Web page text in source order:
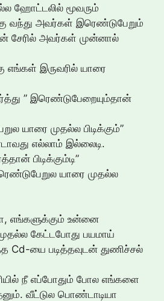
ஹோட்டலில் மூவரும்
வந்து அவர்கள் இரெண்டுபேறும்
சேரில் அவர்கள் முன்னால்
எங்கள் இருவரில் யாரை
” இரெண்டுபேறையும்தான்
யாரை முதல்ல பிடிக்கும்”
எல்லாம் இல்லைடி.
பிடிக்கும்டி”
யாரை முதல்ல
உன்னை
கேட்டபோது பயமாய்
Cd-யை படித்தவுடன் துணிச்சல்
நீ எப்போதும் போல எங்களை
வீட்டுல பொண்டாடியா